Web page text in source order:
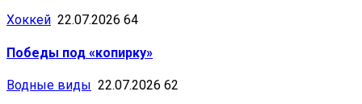
Хоккей 22.07.2026 64
Победы под «копирку»
Водные виды 22.07.2026 62